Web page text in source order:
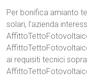
Per bonifica amianto
solari, l’azienda
ai requisiti tecnici